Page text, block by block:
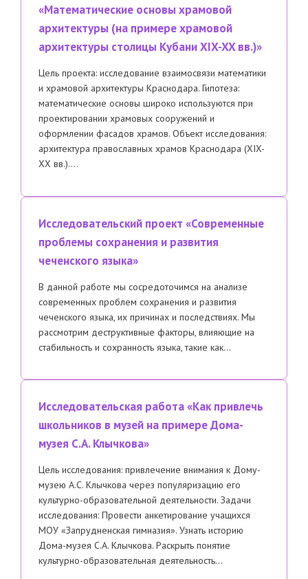
«Математические основы храмовой
архитектуры (на примере храмовой
архитектуры столицы Кубани XIX-XX вв.)»
Цель проекта: исследование взаимосвязи математики
и храмовой архитектуры Краснодара. Гипотеза:
математические основы широко используются при
проектировании храмовых сооружений и
оформлении фасадов храмов. Объект исследования:
архитектура православных храмов Краснодара (XIX-
XX вв.)….
Исследовательский проект «Современные
проблемы сохранения и развития
чеченского языка»
В данной работе мы сосредоточимся на анализе
современных проблем сохранения и развития
чеченского языка, их причинах и последствиях. Мы
рассмотрим деструктивные факторы, влияющие на
стабильность и сохранность языка, такие как…
Исследовательская работа «Как привлечь
школьников в музей на примере Дома-
музея С.А. Клычкова»
Цель исследования: привлечение внимания к Дому-
музею А.С. Клычкова через популяризацию его
культурно-образовательной деятельности. Задачи
исследования: Провести анкетирование учащихся
МОУ «Запрудненская гимназия». Узнать историю
Дома-музея С.А. Клычкова. Раскрыть понятие
культурно-образовательная деятельность…